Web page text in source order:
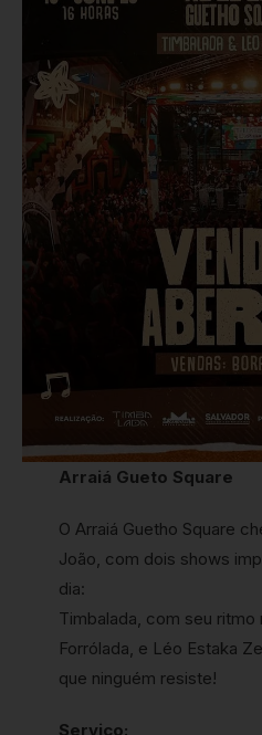
Arraiá Gueto Square
O Arraiá Guetho Square
João, com dois shows
dia:
Timbalada, com seu
Forrólada, e Léo Estaka
que ninguém resiste!
Serviço: